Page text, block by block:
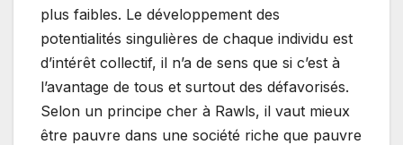
plus faibles. Le développement des
potentialités singulières de chaque individu est
d’intérêt collectif, il n’a de sens que si c’est à
l’avantage de tous et surtout des défavorisés.
Selon un principe cher à Rawls, il vaut mieux
être pauvre dans une société riche que pauvre